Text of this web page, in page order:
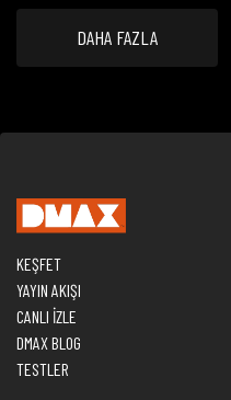
DAHA FAZLA
KEŞFET
YAYIN AKIŞI
CANLI İZLE
DMAX BLOG
TESTLER